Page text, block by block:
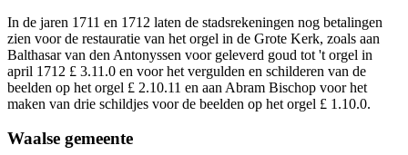
In de jaren 1711 en 1712 laten de stadsrekeningen nog betalingen
zien voor de restauratie van het orgel in de Grote Kerk, zoals aan
Balthasar van den Antonyssen voor geleverd goud tot 't orgel in
april 1712 £ 3.11.0 en voor het vergulden en schilderen van de
beelden op het orgel £ 2.10.11 en aan Abram Bischop voor het
maken van drie schildjes voor de beelden op het orgel £ 1.10.0.
Waalse gemeente